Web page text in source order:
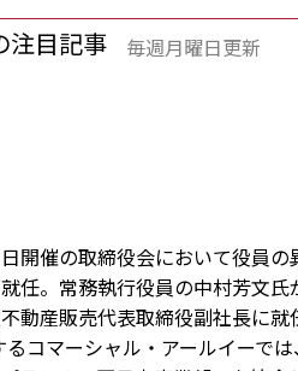
注目記事 毎週月曜日更新
開催の取締役会において役員
任。常務執行役員の中村芳文
動産販売代表取締役副社長に就
コマーシャル・アールイーで